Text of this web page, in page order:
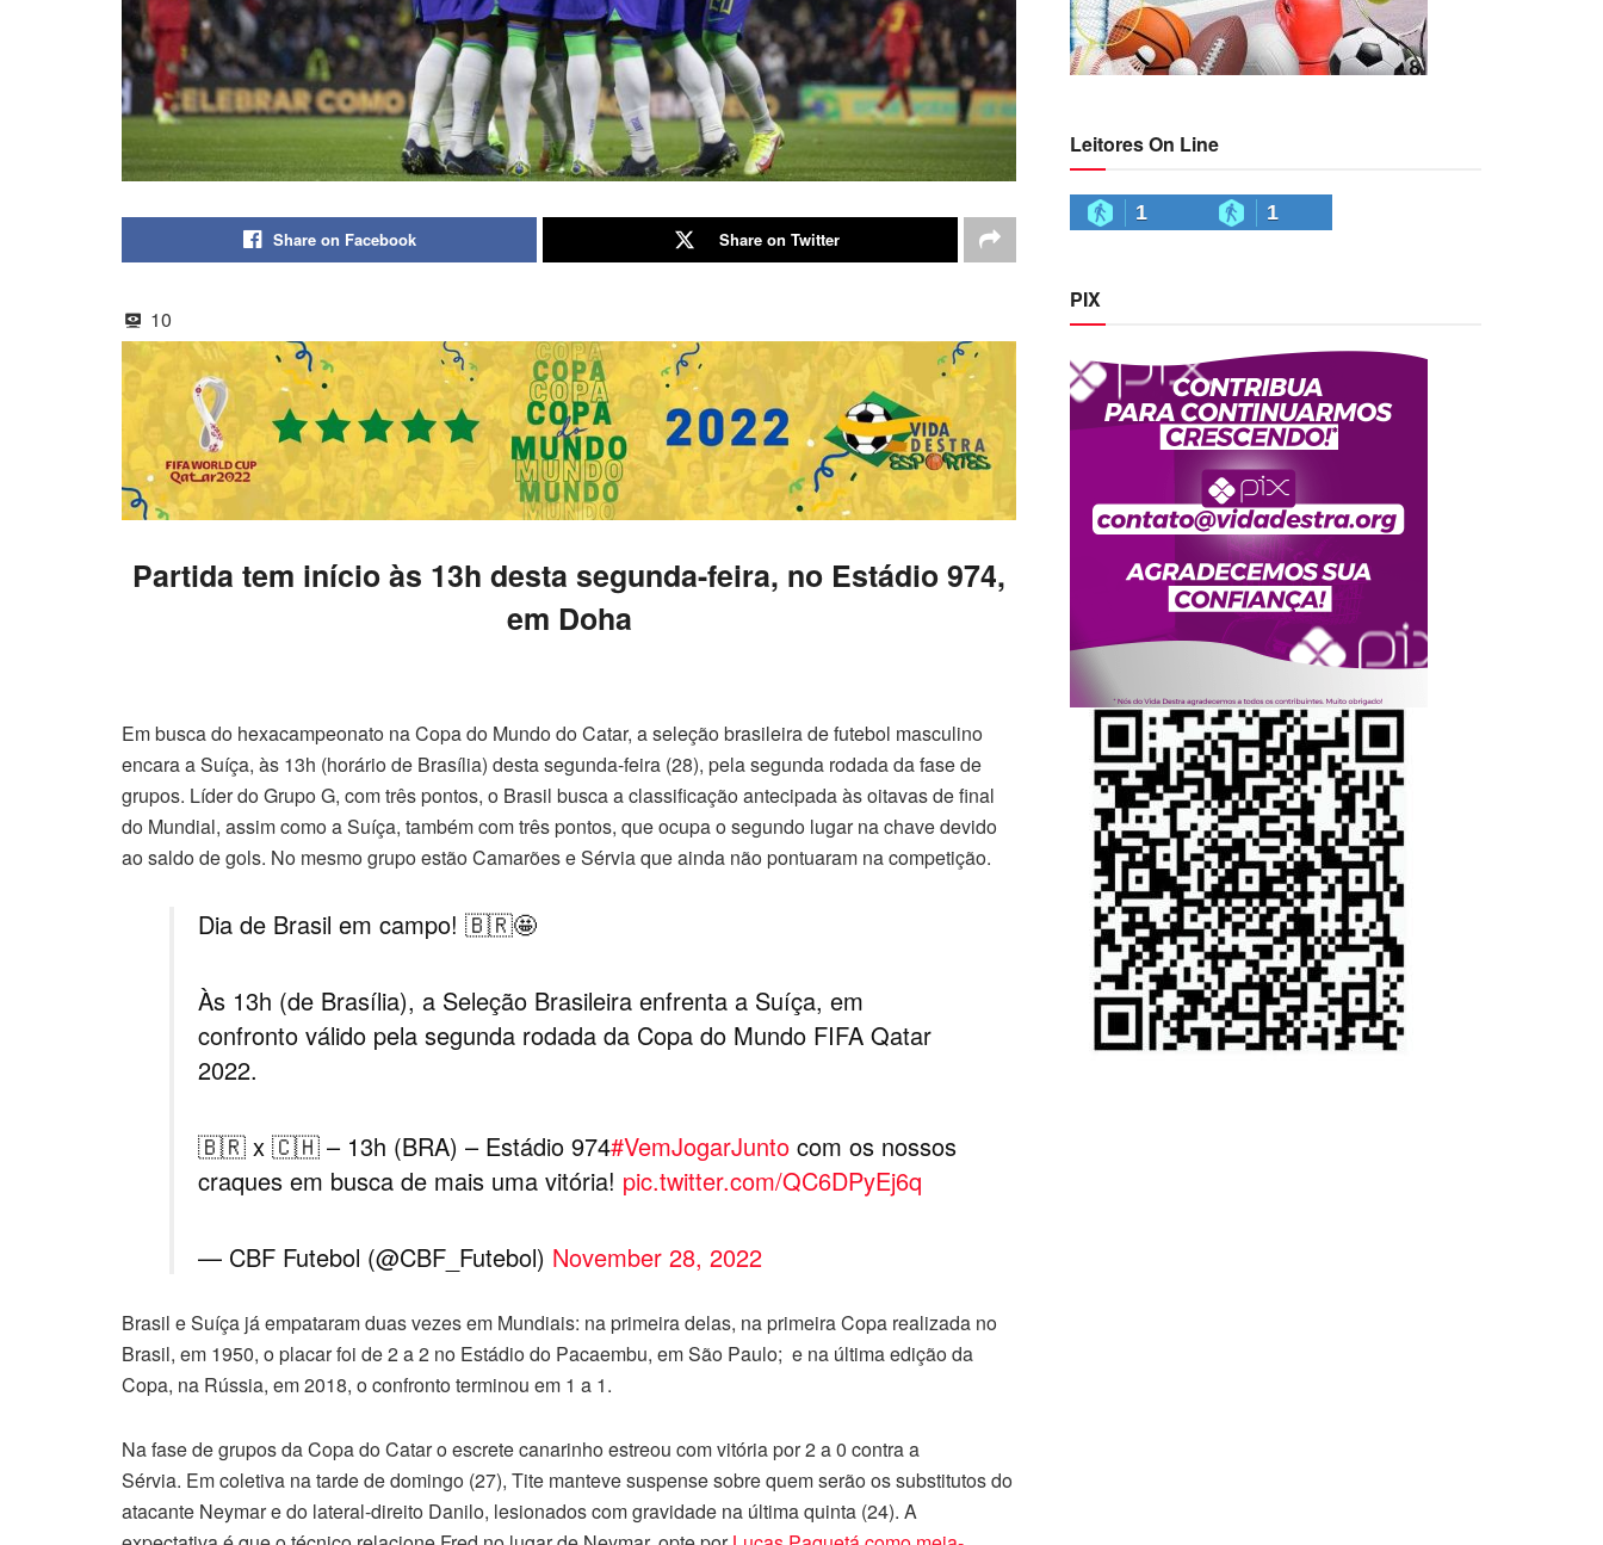
Share on Facebook Share on Twitter
10
Partida tem início às 13h desta segunda-feira, no Estádio 974,
em Doha
Em busca do hexacampeonato na Copa do Mundo do Catar, a seleção brasileira de futebol masculino
encara a Suíça, às 13h (horário de Brasília) desta segunda-feira (28), pela segunda rodada da fase de
grupos. Líder do Grupo G, com três pontos, o Brasil busca a classificação antecipada às oitavas de final
do Mundial, assim como a Suíça, também com três pontos, que ocupa o segundo lugar na chave devido
ao saldo de gols. No mesmo grupo estão Camarões e Sérvia que ainda não pontuaram na competição.
Dia de Brasil em campo! 🇧🇷🤩
Às 13h (de Brasília), a Seleção Brasileira enfrenta a Suíça, em
confronto válido pela segunda rodada da Copa do Mundo FIFA Qatar
2022.
🇧🇷 x 🇨🇭 – 13h (BRA) – Estádio 974#VemJogarJunto com os nossos
craques em busca de mais uma vitória! pic.twitter.com/QC6DPyEj6q
— CBF Futebol (@CBF_Futebol) November 28, 2022
Brasil e Suíça já empataram duas vezes em Mundiais: na primeira delas, na primeira Copa realizada no
Brasil, em 1950, o placar foi de 2 a 2 no Estádio do Pacaembu, em São Paulo; e na última edição da
Copa, na Rússia, em 2018, o confronto terminou em 1 a 1.
Na fase de grupos da Copa do Catar o escrete canarinho estreou com vitória por 2 a 0 contra a
Sérvia. Em coletiva na tarde de domingo (27), Tite manteve suspense sobre quem serão os substitutos do
atacante Neymar e do lateral-direito Danilo, lesionados com gravidade na última quinta (24). A
Leitores On Line
1 1
PIX